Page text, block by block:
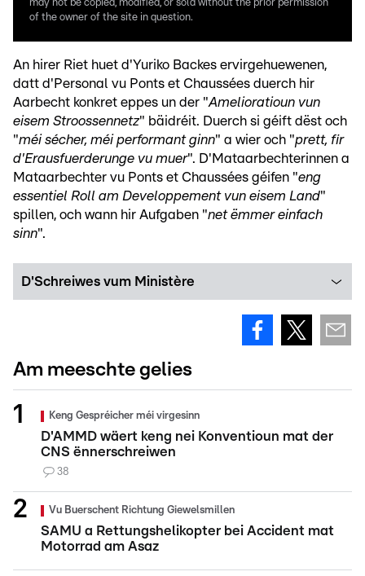
may not be copied, modified, or sold without the prior permission
of the owner of the site in question.
An hirer Riet huet d'Yuriko Backes ervirgehuewenen,
datt d'Personal vu Ponts et Chaussées duerch hir
Aarbecht konkret eppes un der "Amelioratioun vun
eisem Stroossennetz" bäidréit. Duerch si géift dëst och
"méi sécher, méi performant ginn" a wier och "prett, fir
d'Erausfuerderunge vu muer". D'Mataarbechterinnen a
Mataarbechter vu Ponts et Chaussées géifen "eng
essentiel Roll am Developpement vun eisem Land"
spillen, och wann hir Aufgaben "net ëmmer einfach
sinn".
D'Schreiwes vum Ministère
Am meeschte gelies
Keng Gespréicher méi virgesinn
D'AMMD wäert keng nei Konventioun mat der
CNS ënnerschreiwen
38
Vu Buerschent Richtung Giewelsmillen
SAMU a Rettungshelikopter bei Accident mat
Motorrad am Asaz